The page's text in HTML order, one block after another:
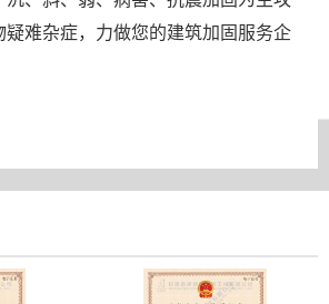
难杂症，力做您的建筑加固服务企